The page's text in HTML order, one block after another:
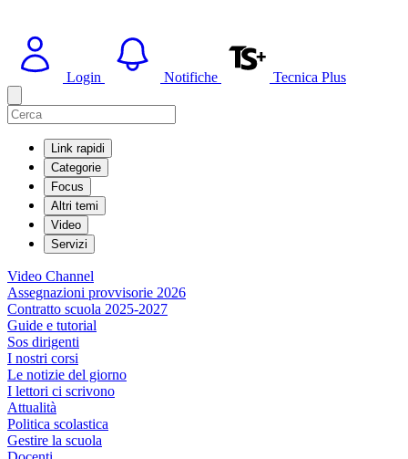
Login Notifiche Tecnica Plus
Link rapidi
Categorie
Focus
Altri temi
Video
Servizi
Video Channel
Assegnazioni provvisorie 2026
Contratto scuola 2025-2027
Guide e tutorial
Sos dirigenti
I nostri corsi
Le notizie del giorno
I lettori ci scrivono
Attualità
Politica scolastica
Gestire la scuola